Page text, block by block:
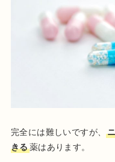
完全には難しいですが、
きる薬はあります。